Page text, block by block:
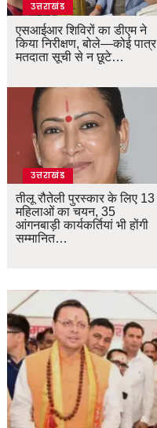
उत्तराखंड
एसआईआर शिविरों का डीएम ने
किया निरीक्षण, बोले—कोई पात्र
मतदाता सूची से न छूटे…
उत्तराखंड
तीलू रौतेली पुरस्कार के लिए 13
महिलाओं का चयन, 35
आंगनबाड़ी कार्यकर्तियां भी होंगी
सम्मानित…